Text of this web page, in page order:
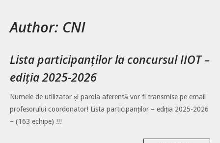
Author: CNI
Lista participanților la concursul IIOT –
ediția 2025-2026
Numele de utilizator și parola aferentă vor fi transmise pe email
profesorului coordonator! Lista participanților – ediția 2025-2026
– (163 echipe) !!!